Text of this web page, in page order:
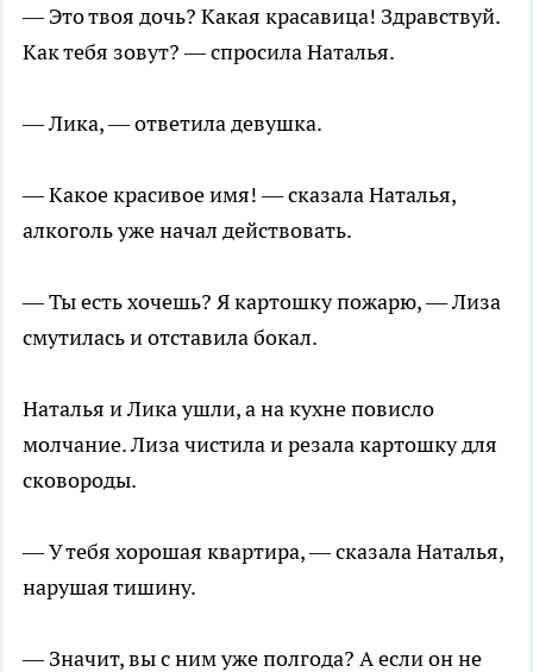
— Это твоя дочь? Какая красавица! Здравствуй.
Как тебя зовут? — спросила Наталья.
— Лика, — ответила девушка.
— Какое красивое имя! — сказала Наталья,
алкоголь уже начал действовать.
— Ты есть хочешь? Я картошку пожарю, — Лиза
смутилась и отставила бокал.
Наталья и Лика ушли, а на кухне повисло
молчание. Лиза чистила и резала картошку для
сковороды.
— У тебя хорошая квартира, — сказала Наталья,
нарушая тишину.
— Значит, вы с ним уже полгода? А если он не